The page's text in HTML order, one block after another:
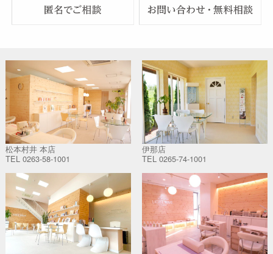
松本村井 本店
TEL 0263-58-1001
伊那店
TEL 0265-74-1001